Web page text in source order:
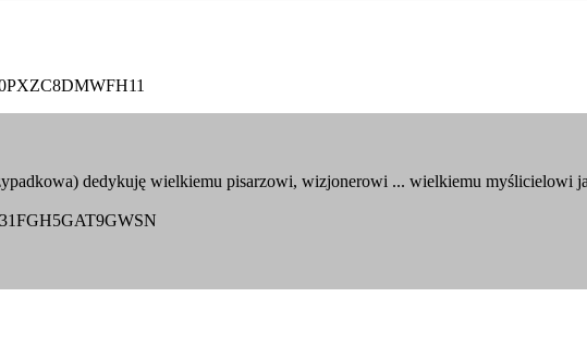
dedykuję wielkiemu pisarzowi, wizjonerowi ... wielkiemu myślicielowi